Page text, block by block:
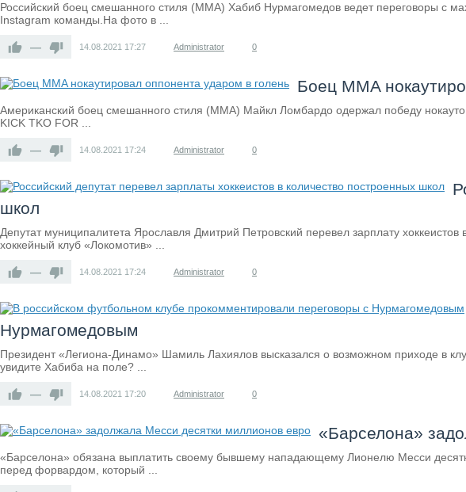
Российский боец смешанного стиля (MMA) Хабиб Нурмагомедов ведет переговоры с
Instagram команды.На фото в ...
— 14.08.2021 17:27 Administrator 0
Боец MMA
Американский боец смешанного стиля (MMA) Майкл Ломбардо одержал победу
KICK TKO FOR ...
— 14.08.2021 17:24 Administrator 0
школ
Депутат муниципалитета Ярославля Дмитрий Петровский перевел зарплату
хоккейный клуб «Локомотив» ...
— 14.08.2021 17:24 Administrator 0
Нурмагомедовым
Президент «Легиона-Динамо» Шамиль Лахиялов высказался о возможном приходе в
увидите Хабиба на поле? ...
— 14.08.2021 17:20 Administrator 0
«Барселона»
«Барселона» обязана выплатить своему бывшему нападающему Лионелю Месси
перед форвардом, который ...